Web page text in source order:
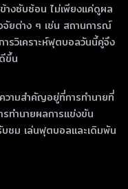
างซับซ้อน ไม่เพียงแค่ดูผล
ยต่าง ๆ เช่น สถานการณ์
รวิเคราะห์ฟุตบอลวันนี้คู่จึง
ขึ้น
วามสำคัญอยู่ที่การทำนายที่
ทำนายผลการแข่งขัน
ชม เล่นฟุตบอลและเดิมพัน